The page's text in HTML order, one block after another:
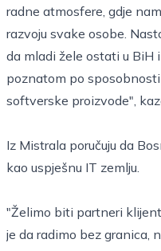
radne atmosfere, gdje
razvoju svake osobe.
da mladi žele ostati u BiH
poznatom po
softverske proizvode",
Iz Mistrala poručuju da
kao uspješnu IT zemlju.
"Želimo biti partneri
je da radimo bez granica,